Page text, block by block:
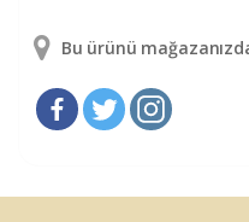
Bu ürünü